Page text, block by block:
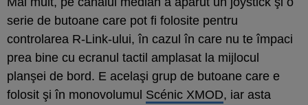
serie de butoane care pot fi folosite pentru
controlarea R-Link-ului, în cazul în care nu te împaci
prea bine cu ecranul tactil amplasat la mijlocul
planşei de bord. E acelaşi grup de butoane care e
folosit şi în monovolumul Scénic XMOD, iar asta